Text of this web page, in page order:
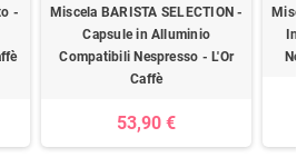
-
Miscela BARISTA SELECTION -
Capsule in Alluminio
Compatibili Nespresso - L'Or
Caffè
53,90 €
In